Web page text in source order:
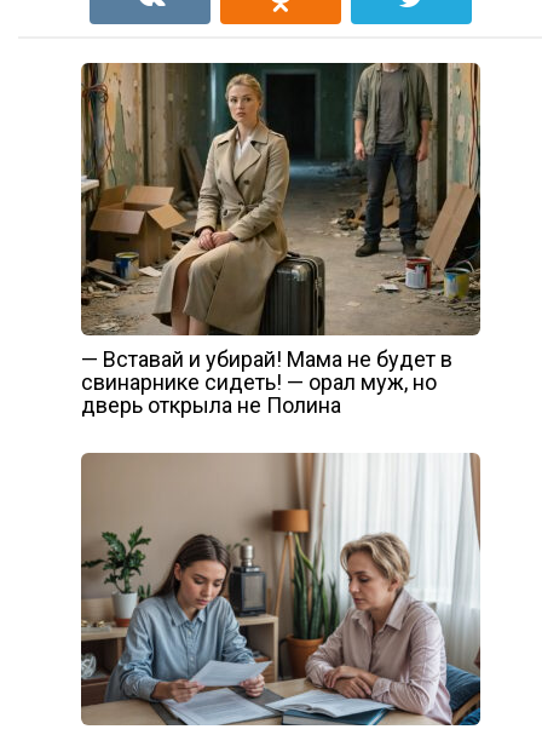
— Вставай и убирай! Мама не будет в
свинарнике сидеть! — орал муж, но
дверь открыла не Полина